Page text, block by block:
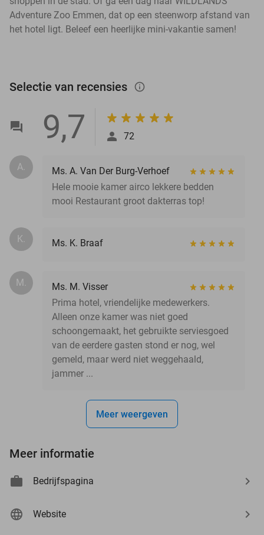
Adventure Zoo Emmen, dat op een steenworp afstand van
het hotel ligt. Beleef een heerlijke mini-vakantie samen!
Selectie van recensies info_outlined
9,7 72
A.
Ms. A. Van Der Burg-Verhoef
Hele mooie kamer airco lekkere bedden
mooi Restaurant groot dakterras top!
K. Ms. K. Braaf
M.
Ms. M. Visser
Prima hotel, vriendelijke medewerkers.
Alleen onze kamer was niet goed
schoongemaakt, het gebruikte serviesgoed
van de eerdere gasten stond er nog, wel
gemeld, maar werd niet weggehaald,
jammer ...
Meer weergeven
Meer informatie
Bedrijfspagina
Website